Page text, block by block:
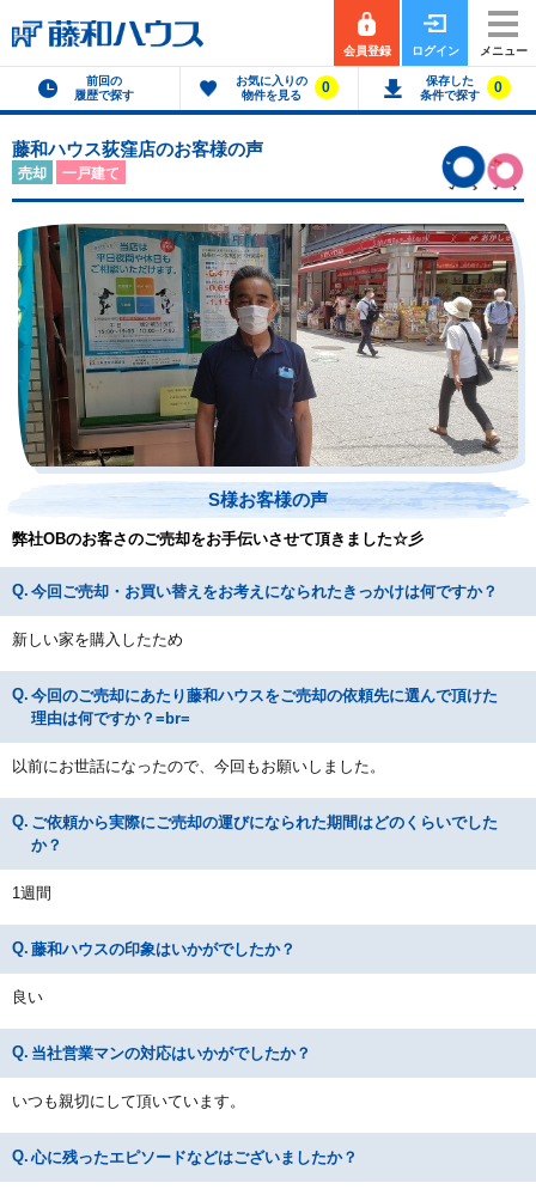
会員登録 ログイン メニュー
前回の
履歴で探す
お気に入りの
物件を見る
0
保存した
条件で探す
0
藤和ハウス荻窪店のお客様の声
売却 一戸建て
S様お客様の声
弊社OBのお客さのご売却をお手伝いさせて頂きました☆彡
今回ご売却・お買い替えをお考えになられたきっかけは何ですか？
新しい家を購入したため
今回のご売却にあたり藤和ハウスをご売却の依頼先に選んで頂けた
理由は何ですか？=br=
以前にお世話になったので、今回もお願いしました。
ご依頼から実際にご売却の運びになられた期間はどのくらいでした
か？
1週間
藤和ハウスの印象はいかがでしたか？
良い
当社営業マンの対応はいかがでしたか？
いつも親切にして頂いています。
心に残ったエピソードなどはございましたか？